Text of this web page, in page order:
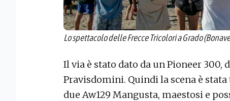
Lo spettacolo delle Frecce Tricolori a Grado
Il via è stato dato da un Pioneer 300,
Pravisdomini. Quindi la scena è
due Aw129 Mangusta, maestosi e